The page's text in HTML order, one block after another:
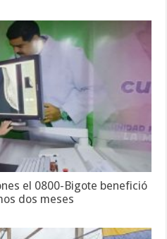
el 0800-Bigote benefició
dos meses